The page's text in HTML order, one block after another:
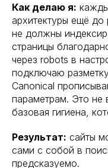
Как делаю я:
архитектуры ещё до
не должны
страницы
через robots в
подключаю
Canonical
параметрам. Это не
базовая гигиена,
Результат: сайты
сами с собой в
предсказуемо.